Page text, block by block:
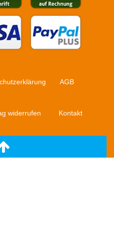
AGB
widerrufen Kontakt